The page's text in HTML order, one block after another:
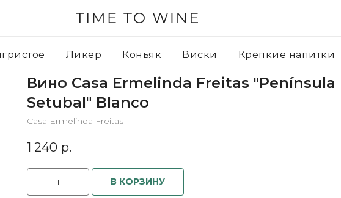
Ликер Коньяк Виски Крепкие напитки
Вино Casa Ermelinda Freitas "Península
Setubal" Blanco
Casa Ermelinda Freitas
1 240 р.
В КОРЗИНУ